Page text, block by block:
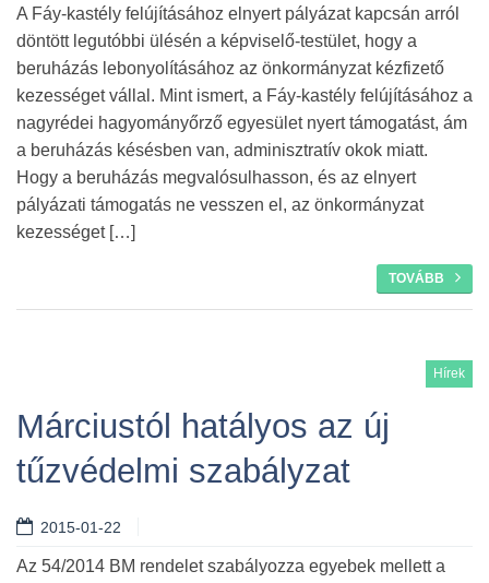
A Fáy-kastély felújításához elnyert pályázat kapcsán arról
döntött legutóbbi ülésén a képviselő-testület, hogy a
beruházás lebonyolításához az önkormányzat kézfizető
kezességet vállal. Mint ismert, a Fáy-kastély felújításához a
nagyrédei hagyományőrző egyesület nyert támogatást, ám
a beruházás késésben van, adminisztratív okok miatt.
Hogy a beruházás megvalósulhasson, és az elnyert
pályázati támogatás ne vesszen el, az önkormányzat
kezességet […]
TOVÁBB
Hírek
Márciustól hatályos az új
tűzvédelmi szabályzat
2015-01-22
Az 54/2014 BM rendelet szabályozza egyebek mellett a